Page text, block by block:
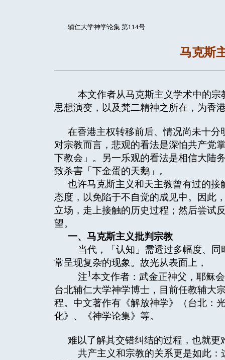
辅仁大学神学论集 第114号
马克斯
本文作者从马克斯主义学术中的宗
思想演变，以及梵二精神之所在，为香
在香港主权转移前后、情况尚未十
对宗教而言，悲观的看法是深怕共产党
下教会」。另一乐观的看法是相信大陆
致杀害「下金蛋的天鹅」。
也许马克斯主义和天主教曾有过的
态度，以免陷于不自觉的成见中。因此
立场，走上接触的历史过程；然后尝试
望。
一、马克斯主义批判宗教
当代，「认知」需透过多幅度、同
常呈现复杂的现象。故光从表面上，
注1本文作者：武金正神父，耶稣
台北辅仁大学神学博士，目前任教辅大
程。中文著作有《解放神学》（台北：
化》、《神学论集》等。
难以了解其交错纠结的过程，也就
共产主义和宗教的关系更是如此：